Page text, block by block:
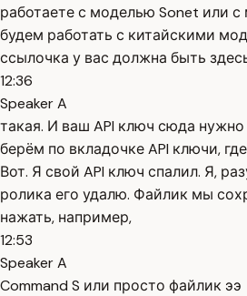
работаете с моделью Sonet или
будем работать с китайскими
ссылочка у вас должна быть
12:36
Speaker A
такая. И ваш API ключ сюда
берём по вкладочке API ключи,
Вот. Я свой API ключ спалил. Я,
ролика его удалю. Файлик мы
нажать, например,
12:53
Speaker A
Command S или просто файлик ээ